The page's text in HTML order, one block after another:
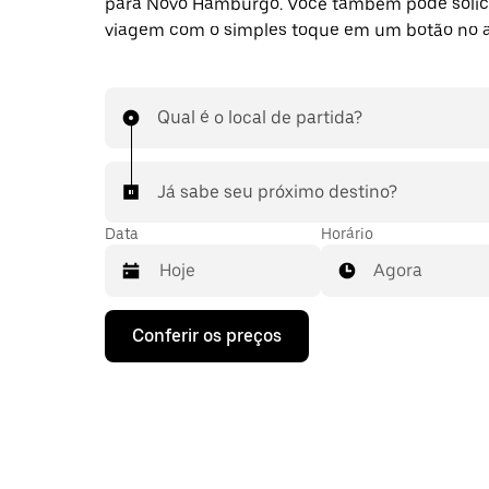
viagem com o simples toque em um botão no
Qual é o local de partida?
Já sabe seu próximo destino?
Data
Pressione
seta
Horário
Agora
Conferir os preços